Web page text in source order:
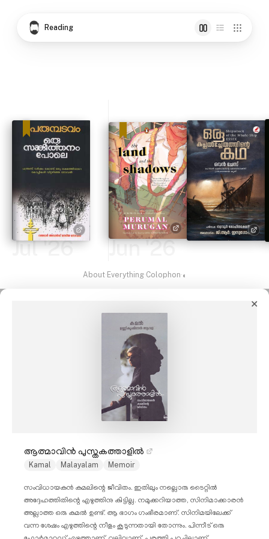
Reading
Jul '26 Jun '26
About· Everything·Colophon·◐
✕
ആത്മാവിൻ പുസ്തകത്താളിൽ
Kamal Malayalam Memoir
സംവിധായകൻ കമലിന്റെ ജീവിതം. ഇതിലും നല്ലൊരു ടൈറ്റിൽ
അദ്ദേഹത്തിതിന്റെ എഴുത്തിനു കിട്ടില്ല. നമുക്കറിയാത്ത, സിനിമാക്കാരൻ
അല്ലാത്ത ഒരു കമൽ ഉണ്ട്. ആ ഭാഗം ഗംഭീരമാണ്. സിനിമയിലേക്ക്
വന്ന ശേഷം എഴുത്തിന്റെ നീളം കൂടുന്നതായി തോന്നും. പിന്നീട് ഒരു